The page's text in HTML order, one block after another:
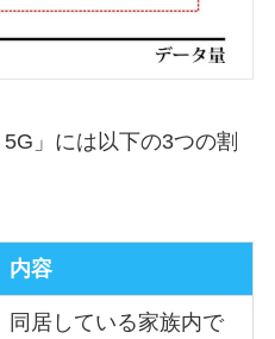
」には以下の3つの割
内容
同居している家族内で